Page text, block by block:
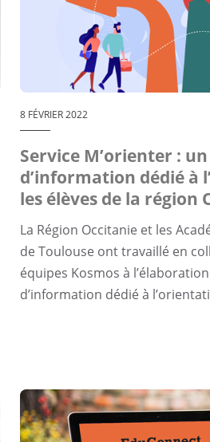
8 FÉVRIER 2022
Service M’orienter :
d’information dédié à
les élèves de la région
La Région Occitanie et les
de Toulouse ont travaillé en
équipes Kosmos à
d’information dédié à